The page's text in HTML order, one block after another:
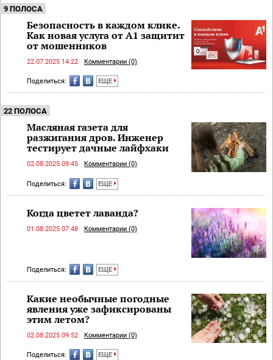
9 ПОЛОСА
Безопасность в каждом клике.
Как новая услуга от А1 защитит
от мошенников
22.07.2025 14:22 Комментарии (0)
Поделиться: ЕЩЕ
22 ПОЛОСА
Масляная газета для
разжигания дров. Инженер
тестирует дачные лайфхаки
02.08.2025 09:45 Комментарии (0)
Поделиться: ЕЩЕ
Когда цветет лаванда?
01.08.2025 07:48 Комментарии (0)
Поделиться: ЕЩЕ
Какие необычные погодные
явления уже зафиксированы
этим летом?
02.08.2025 09:52 Комментарии (0)
Поделиться: ЕЩЕ